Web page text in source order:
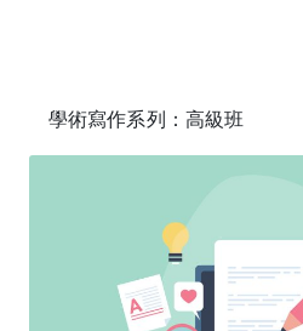
學術寫作系列：高級班